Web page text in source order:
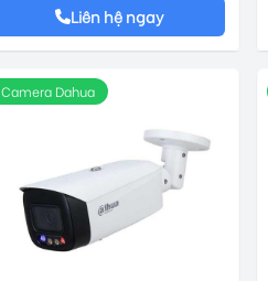
Liên hệ ngay
Camera Dahua